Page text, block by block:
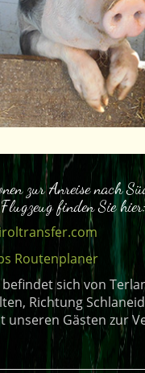
zur Anreise nach
finden Sie hier:
Routenplaner
sich von
Richtung
unseren Gästen zur